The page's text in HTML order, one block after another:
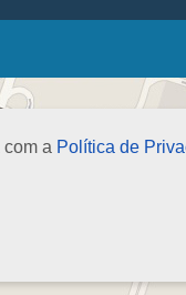
a Política de
LEGISLAÇÃO
Leis
Decretos-Lei